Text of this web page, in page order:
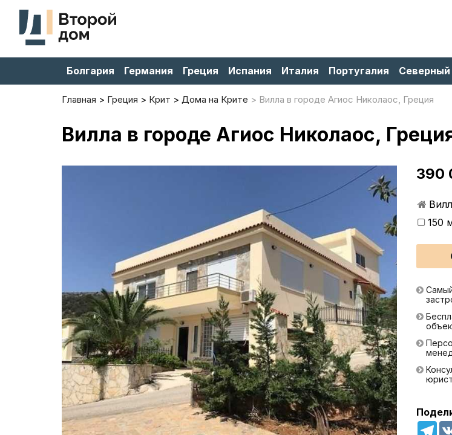
Болгария Германия Греция Испания Италия Португалия Северный
Главная Греция Крит Дома на Крите Вилла в городе Агиос Николаос, Греция
Вилла в городе Агиос Николаос,
390
150